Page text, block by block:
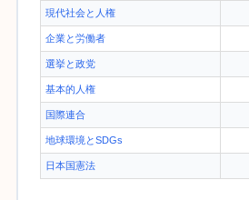
現代社会と人権
企業と労働者
選挙と政党
基本的人権
国際連合
地球環境とSDGs
日本国憲法